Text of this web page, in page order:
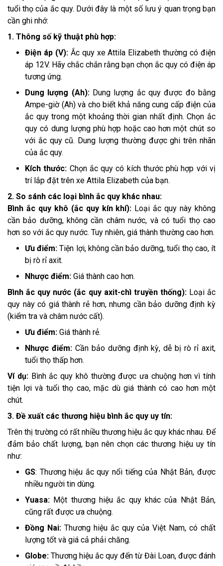
tuổi thọ của ắc quy. Dưới đây là một số lưu ý quan trọng bạn
cần ghi nhớ:
1. Thông số kỹ thuật phù hợp:
Điện áp (V): Ắc quy xe Attila Elizabeth thường có điện
áp 12V. Hãy chắc chắn rằng bạn chọn ắc quy có điện áp
tương ứng.
Dung lượng (Ah):Dung lượng ắc quy được đo bằng
Ampe-giờ (Ah) và cho biết khả năng cung cấp điện của
ắc quy trong một khoảng thời gian nhất định. Chọn ắc
quy có dung lượng phù hợp hoặc cao hơn một chút so
với ắc quy cũ. Dung lượng thường được ghi trên nhãn
của ắc quy.
Kích thước: Chọn ắc quy có kích thước phù hợp với vị
trí lắp đặt trên xe Attila Elizabeth của bạn.
2. So sánh các loại bình ắc quy khác nhau:
Bình ắc quy khô (ắc quy kín khí): Loại ắc quy này không
cần bảo dưỡng, không cần châm nước, và có tuổi thọ cao
hơn so với ắc quy nước. Tuy nhiên, giá thành thường cao hơn.
Ưu điểm: Tiện lợi, không cần bảo dưỡng, tuổi thọ cao, ít
bị rò rỉ axit.
Nhược điểm: Giá thành cao hơn.
Bình ắc quy nước (ắc quy axit-chì truyền thống):Loại ắc
quy này có giá thành rẻ hơn, nhưng cần bảo dưỡng định kỳ
(kiểm tra và châm nước cất).
Ưu điểm: Giá thành rẻ.
Nhược điểm: Cần bảo dưỡng định kỳ, dễ bị rò rỉ axit,
tuổi thọ thấp hơn.
Ví dụ: Bình ắc quy khô thường được ưa chuộng hơn vì tính
tiện lợi và tuổi thọ cao, mặc dù giá thành có cao hơn một
chút.
3. Đề xuất các thương hiệu bình ắc quy uy tín:
Trên thị trường có rất nhiều thương hiệu ắc quy khác nhau. Để
đảm bảo chất lượng, bạn nên chọn các thương hiệu uy tín
như:
GS: Thương hiệu ắc quy nổi tiếng của Nhật Bản, được
nhiều người tin dùng.
Yuasa: Một thương hiệu ắc quy khác của Nhật Bản,
cũng rất được ưa chuộng.
Đồng Nai: Thương hiệu ắc quy của Việt Nam, có chất
lượng tốt và giá cả phải chăng.
Globe: Thương hiệu ắc quy đến từ Đài Loan, được đánh